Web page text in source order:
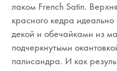
лаком French Satin.
красного кедра
декой и обечайками из
подчеркнутыми
палисандра. И как